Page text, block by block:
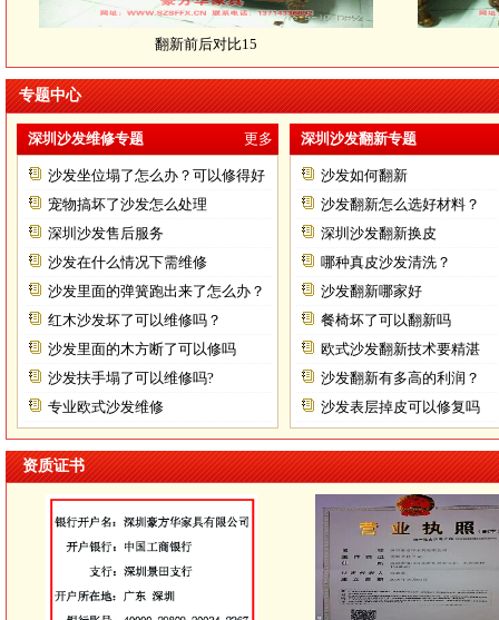
翻新前后对比15
专题中心
深圳沙发维修专题 更多
沙发坐位塌了怎么办？可以修得好
不？
宠物搞坏了沙发怎么处理
深圳沙发售后服务
沙发在什么情况下需维修
沙发里面的弹簧跑出来了怎么办？
红木沙发坏了可以维修吗？
沙发里面的木方断了可以修吗
沙发扶手塌了可以维修吗?
专业欧式沙发维修
深圳沙发翻新专题
沙发如何翻新
沙发翻新怎么选好材料？
深圳沙发翻新换皮
哪种真皮沙发清洗？
沙发翻新哪家好
餐椅坏了可以翻新吗
欧式沙发翻新技术要精湛
沙发翻新有多高的利润？
沙发表层掉皮可以修复吗
资质证书